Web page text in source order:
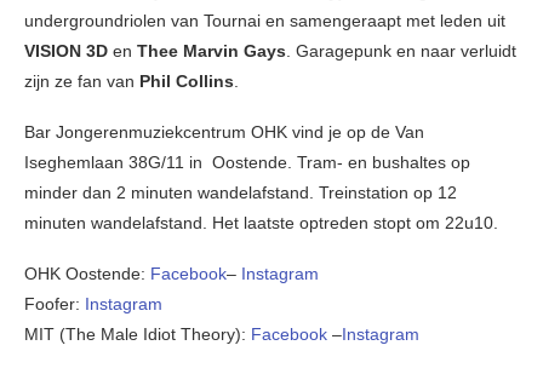
undergroundriolen van Tournai en samengeraapt met leden uit
VISION 3D en Thee Marvin Gays . Garagepunk en naar verluidt
zijn ze fan van Phil Collins
Bar Jongerenmuziekcentrum OHK vind je op de Van
Iseghemlaan 38G/11 in Oostende. Tram- en bushaltes op
minder dan 2 minuten wandelafstand. Treinstation op 12
minuten wandelafstand. Het laatste optreden stopt om 22u10.
OHK Oostende: Facebook– Instagram
Foofer: Instagram
MIT (The Male Idiot Theory): Facebook –Instagram